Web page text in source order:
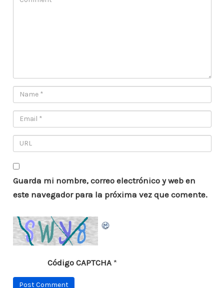
Guarda mi nombre, correo electrónico y web en
este navegador para la próxima vez que comente.
Código CAPTCHA*